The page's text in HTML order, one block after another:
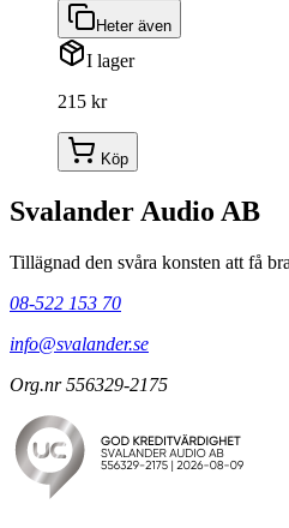
Heter även
I lager
215 kr
Köp
Svalander Audio AB
Tillägnad den svåra konsten att få
08-522 153 70
info@svalander.se
Org.nr 556329-2175